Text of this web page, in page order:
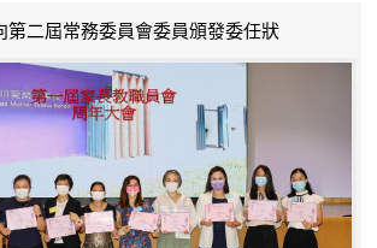
第二屆常務委員會委員頒發委任狀